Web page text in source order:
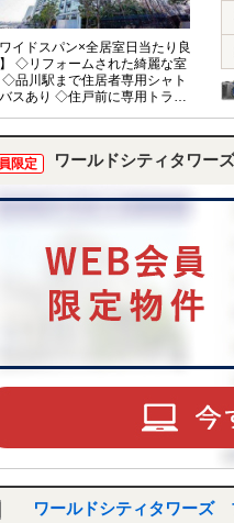
ワイドスパン×全居室日当たり良
◇リフォームされた綺麗な室
◇品川駅まで住居者専用シャト
スあり ◇住戸前に専用トラン
限定 ワールドシティタワー
ワールドシティタワーズ